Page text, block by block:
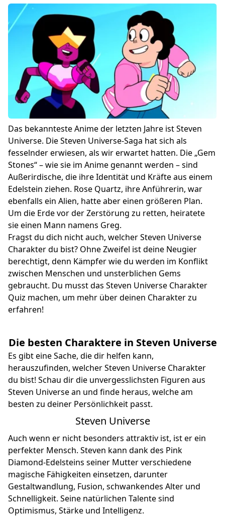
Das bekannteste Anime der letzten Jahre ist Steven
Universe. Die Steven Universe-Saga hat sich als
fesselnder erwiesen, als wir erwartet hatten. Die „Gem
Stones“ – wie sie im Anime genannt werden – sind
Außerirdische, die ihre Identität und Kräfte aus einem
Edelstein ziehen. Rose Quartz, ihre Anführerin, war
ebenfalls ein Alien, hatte aber einen größeren Plan.
Um die Erde vor der Zerstörung zu retten, heiratete
sie einen Mann namens Greg.
Fragst du dich nicht auch, welcher Steven Universe
Charakter du bist? Ohne Zweifel ist deine Neugier
berechtigt, denn Kämpfer wie du werden im Konflikt
zwischen Menschen und unsterblichen Gems
gebraucht. Du musst das Steven Universe Charakter
Quiz machen, um mehr über deinen Charakter zu
erfahren!
Die besten Charaktere in Steven Universe
Es gibt eine Sache, die dir helfen kann,
herauszufinden, welcher Steven Universe Charakter
du bist! Schau dir die unvergesslichsten Figuren aus
Steven Universe an und finde heraus, welche am
besten zu deiner Persönlichkeit passt.
Steven Universe
Auch wenn er nicht besonders attraktiv ist, ist er ein
perfekter Mensch. Steven kann dank des Pink
Diamond-Edelsteins seiner Mutter verschiedene
magische Fähigkeiten einsetzen, darunter
Gestaltwandlung, Fusion, schwankendes Alter und
Schnelligkeit. Seine natürlichen Talente sind
Optimismus, Stärke und Intelligenz.